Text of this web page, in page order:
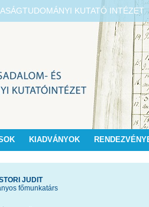
KUTATÓ INTÉZET
KIADVÁNYOK
JUDIT
főmunkatárs